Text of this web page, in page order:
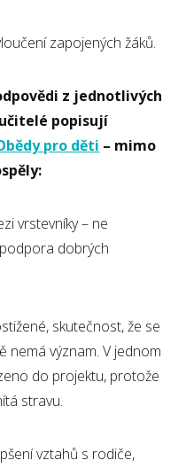
zapojených žáků.
z jednotlivých
popisují
pro děti – mimo
vrstevníky – ne
dobrých
skutečnost, že se
nemá význam. V jednom
do projektu, protože
stravu.
vztahů s rodiče,